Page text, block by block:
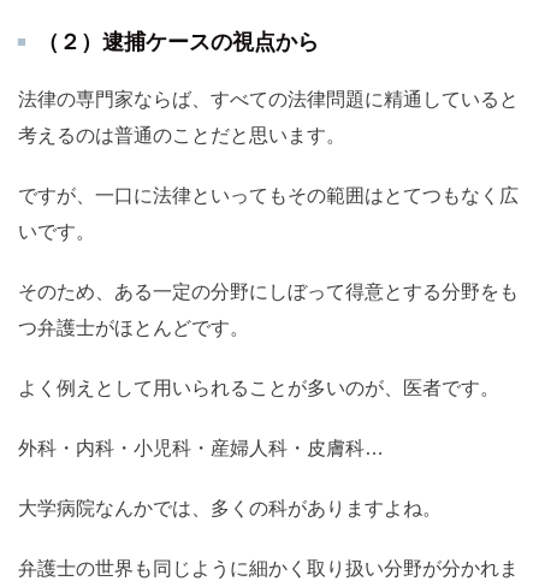
（２）逮捕ケースの視点から
法律の専門家ならば、すべての法律問題に精通していると
考えるのは普通のことだと思います。
ですが、一口に法律といってもその範囲はとてつもなく広
いです。
そのため、ある一定の分野にしぼって得意とする分野をも
つ弁護士がほとんどです。
よく例えとして用いられることが多いのが、医者です。
外科・内科・小児科・産婦人科・皮膚科…
大学病院なんかでは、多くの科がありますよね。
弁護士の世界も同じように細かく取り扱い分野が分かれま